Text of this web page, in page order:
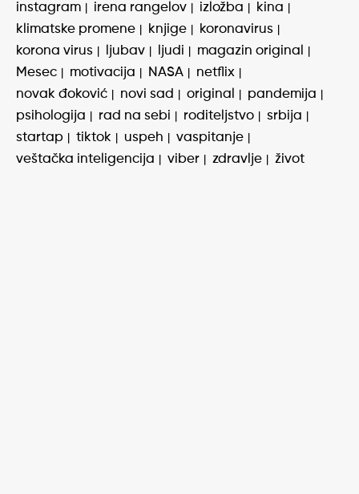
instagram
irena rangelov izložba
kina
klimatske promene
knjige
koronavirus
korona virus
ljubav ljudi
magazin original
Mesec
motivacija NASA
netflix
novak đoković
novi sad original
pandemija
psihologija
rad na sebi roditeljstvo
srbija
startap
tiktok uspeh
vaspitanje
veštačka inteligencija
viber zdravlje život